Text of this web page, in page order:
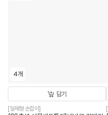
4개
담기
[일체형 손잡이]